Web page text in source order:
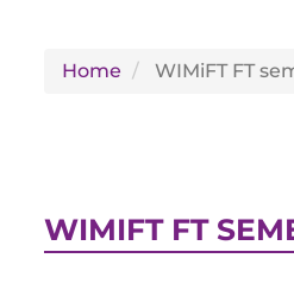
Home WIMiFT FT
WIMIFT FT